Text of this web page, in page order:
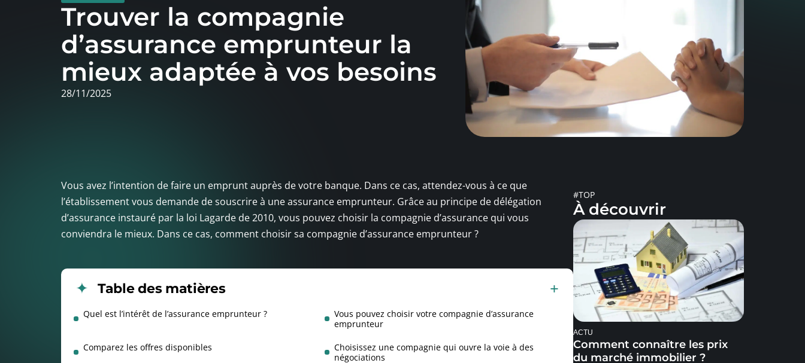
Trouver la compagnie
d’assurance emprunteur la
mieux adaptée à vos besoins
28/11/2025
Vous avez l’intention de faire un emprunt auprès de votre banque. Dans ce cas, attendez-vous à ce que
l’établissement vous demande de souscrire à une assurance emprunteur. Grâce au principe de délégation
d’assurance instauré par la loi Lagarde de 2010, vous pouvez choisir la compagnie d’assurance qui vous
conviendra le mieux. Dans ce cas, comment choisir sa compagnie d’assurance emprunteur ?
Table des matières
Quel est l’intérêt de l’assurance emprunteur ?
Vous pouvez choisir votre compagnie d’assurance
emprunteur
Comparez les offres disponibles
Choisissez une compagnie qui ouvre la voie à des
négociations
#TOP
À découvrir
ACTU
Comment connaître les prix
du marché immobilier ?